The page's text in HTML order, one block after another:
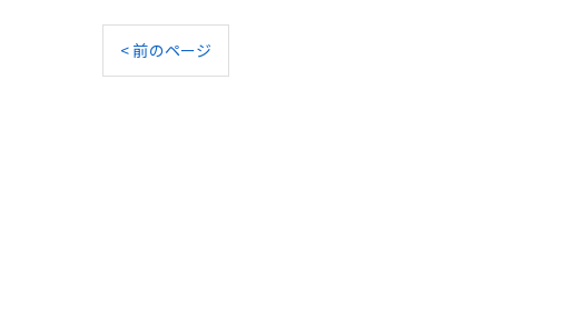
< 前のページ